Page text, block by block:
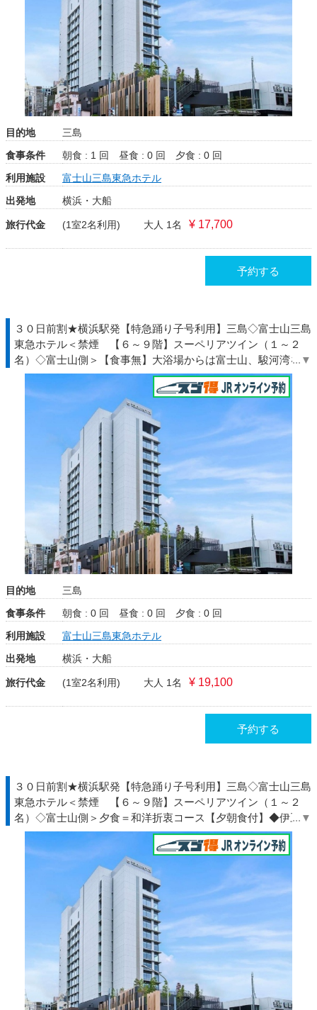
目的地
三島
食事条件
朝食 : 1 回 昼食 : 0 回
夕食 : 0 回
利用施設
富士山三島東急ホテル
出発地
横浜・大船
旅行代金 (1室2名利用) 大人 1名 ¥ 17,700
予約する
３０日前割★横浜駅発【特急踊り子号利用】三島◇富士山三島
東急ホテル＜禁煙 【６～９階】スーペリアツイン（１～２
名）◇富士山側＞【食事無】大浴場からは富士山、駿河湾を望
む大絶景！◆伊豆◇ＪＲきっぷ駅受取
目的地
三島
食事条件
朝食 : 0 回 昼食 : 0 回
夕食 : 0 回
利用施設
富士山三島東急ホテル
出発地
横浜・大船
旅行代金 (1室2名利用) 大人 1名 ¥ 19,100
予約する
３０日前割★横浜駅発【特急踊り子号利用】三島◇富士山三島
東急ホテル＜禁煙 【６～９階】スーペリアツイン（１～２
名）◇富士山側＞夕食＝和洋折衷コース【夕朝食付】◆伊豆◇
ＪＲきっぷ駅受取